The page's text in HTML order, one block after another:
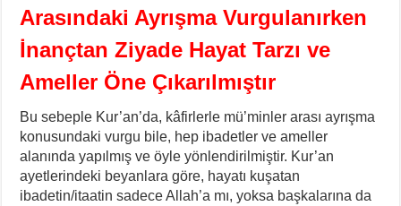
Arasındaki Ayrışma Vurgulanırken
İnançtan Ziyade Hayat Tarzı ve
Ameller Öne Çıkarılmıştır
Bu sebeple Kur’an’da, kâfirlerle mü’minler arası ayrışma
konusundaki vurgu bile, hep ibadetler ve ameller
alanında yapılmış ve öyle yönlendirilmiştir. Kur’an
ayetlerindeki beyanlara göre, hayatı kuşatan
ibadetin/itaatin sadece Allah’a mı, yoksa başkalarına da